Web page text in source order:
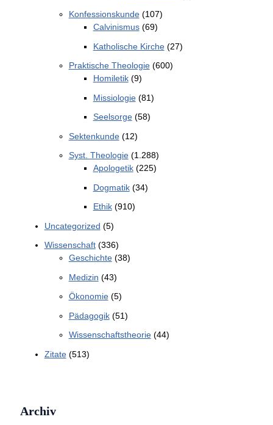
Konfessionskunde(107)
Calvinismus(69)
Katholische Kirche(27)
Praktische Theologie(600)
Homiletik(9)
Missiologie(81)
Seelsorge(58)
Sektenkunde(12)
Syst. Theologie(1.288)
Apologetik(225)
Dogmatik(34)
Ethik(910)
Uncategorized (5)
Wissenschaft(336)
Geschichte(38)
Medizin (43)
Ökonomie(5)
Pädagogik(51)
Wissenschaftstheorie(44)
Zitate(513)
Archiv